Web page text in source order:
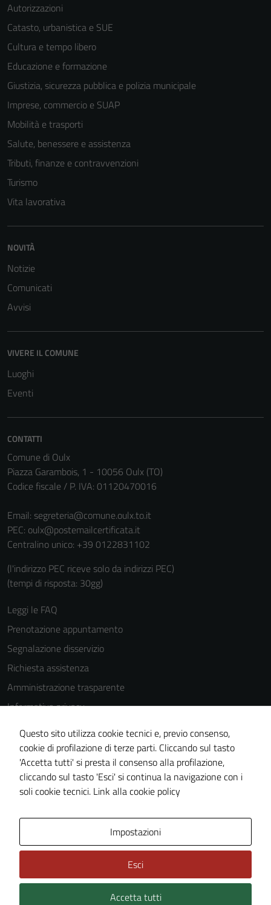
Autorizzazioni
Catasto, urbanistica e SUE
Cultura e tempo libero
Educazione e formazione
Giustizia, sicurezza pubblica e polizia municipale
Imprese, commercio e SUAP
Mobilità e trasporti
Salute, benessere e assistenza
Tributi, finanze e contravvenzioni
Turismo
Vita lavorativa
NOVITÀ
Notizie
Comunicati
Avvisi
VIVERE IL COMUNE
Luoghi
Eventi
CONTATTI
Comune di Oulx
Piazza Garambois, 1 - 10056 Oulx (TO)
Codice fiscale / P. IVA: 01120470016
Email: segreteria@comune.oulx.to.it
PEC: oulx@postemailcertificata.it
Centralino unico: +39 0122831102
(l'indirizzo PEC riceve solo da indirizzi PEC)
(tempi di risposta: 30gg)
Leggi le FAQ
Prenotazione appuntamento
Segnalazione disservizio
Richiesta assistenza
Amministrazione trasparente
Informativa privacy
Cookie Policy
Note legali
Dichiarazione di accessibilità
Piano di miglioramento del sito
Technical Design s.r.l.
Questo sito utilizza cookie tecnici e, previo consenso,
cookie di profilazione di terze parti. Cliccando sul tasto
'Accetta tutti' si presta il consenso alla profilazione,
cliccando sul tasto 'Esci' si continua la navigazione con i
soli cookie tecnici. Link alla cookie policy
Impostazioni
Esci
Accetta tutti